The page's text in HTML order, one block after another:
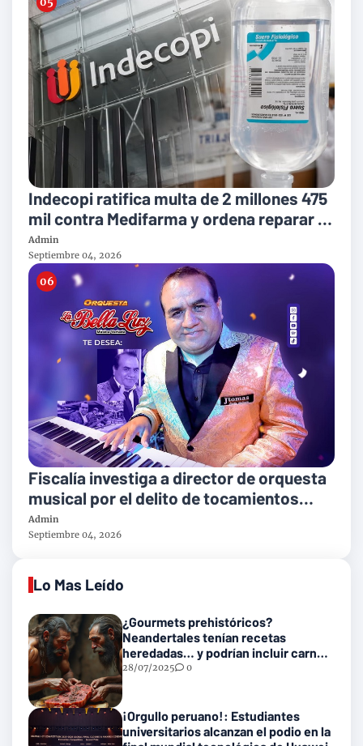
Indecopi ratifica multa de 2 millones 475
mil contra Medifarma y ordena reparar a
victimas del suero defectuoso
Admin
Septiembre 04, 2026
Fiscalía investiga a director de orquesta
musical por el delito de tocamientos
indebidos
Admin
Septiembre 04, 2026
Lo Mas Leído
¿Gourmets prehistóricos?
Neandertales tenían recetas
heredadas… y podrían incluir carne
con gusanos
28/07/2025 0
¡Orgullo peruano!: Estudiantes
universitarios alcanzan el podio en la